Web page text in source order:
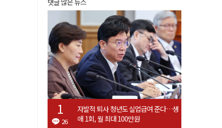
댓글 많은 뉴스
26
자발적 퇴사 청년도 실업급여 준다…생
애 1회, 월 최대 100만원